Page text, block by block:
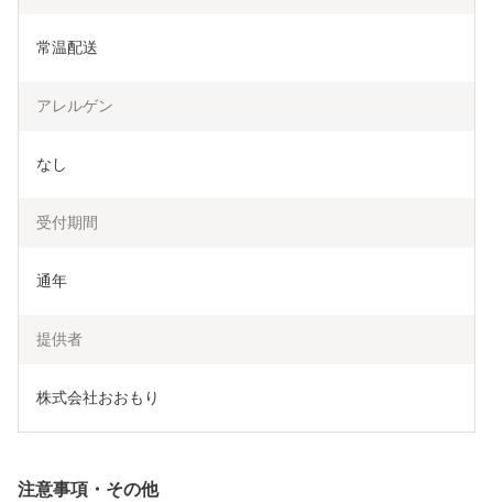
常温配送
アレルゲン
なし
受付期間
通年
提供者
株式会社おおもり
注意事項・その他